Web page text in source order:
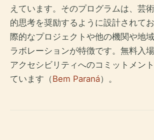
えています。そのプログラムは、芸
的思考を奨励するように設計されて
際的なプロジェクトや他の機関や地
ラボレーションが特徴です。無料入
アクセシビリティへのコミットメン
ています（Bem Paraná）。